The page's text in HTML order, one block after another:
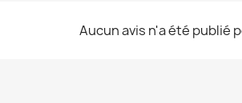
Aucun avis n'a été publié